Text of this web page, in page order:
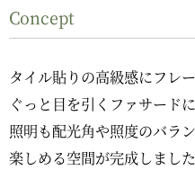
Concept
タイル貼りの高級感にフレ
ぐっと目を引くファサード
照明も配光角や照度のバラ
楽しめる空間が完成しました